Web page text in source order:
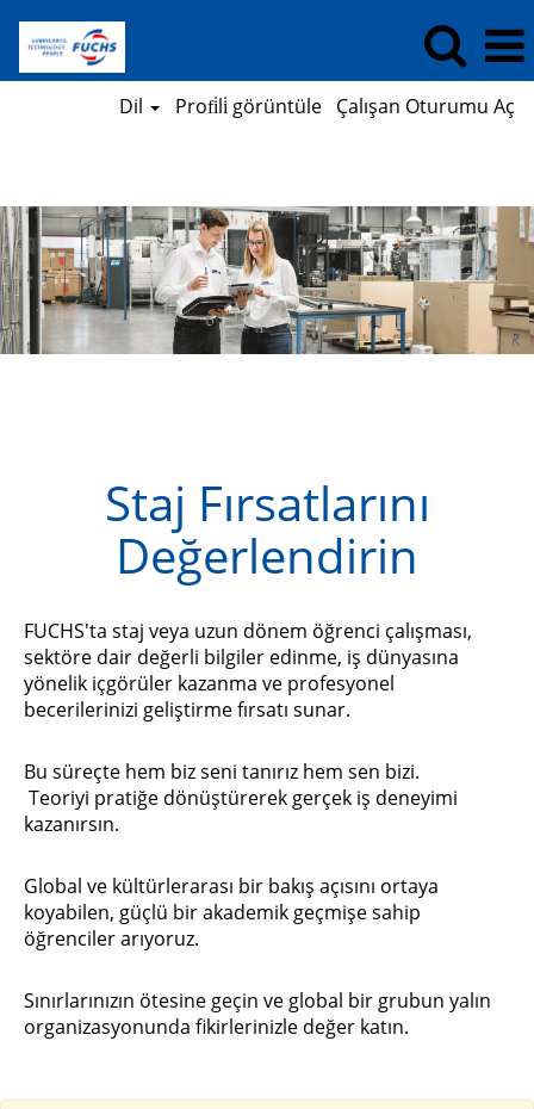
Dil Profi̇li̇ görüntüle Çalışan Oturumu Aç
Staj Fırsatlarını
Değerlendirin
FUCHS'ta staj veya uzun dönem öğrenci çalışması,
sektöre dair değerli bilgiler edinme, iş dünyasına
yönelik içgörüler kazanma ve profesyonel
becerilerinizi geliştirme fırsatı sunar.
Bu süreçte hem biz seni tanırız hem sen bizi.
Teoriyi pratiğe dönüştürerek gerçek iş deneyimi
kazanırsın.
Global ve kültürlerarası bir bakış açısını ortaya
koyabilen, güçlü bir akademik geçmişe sahip
öğrenciler arıyoruz.
Sınırlarınızın ötesine geçin ve global bir grubun yalın
organizasyonunda fikirlerinizle değer katın.